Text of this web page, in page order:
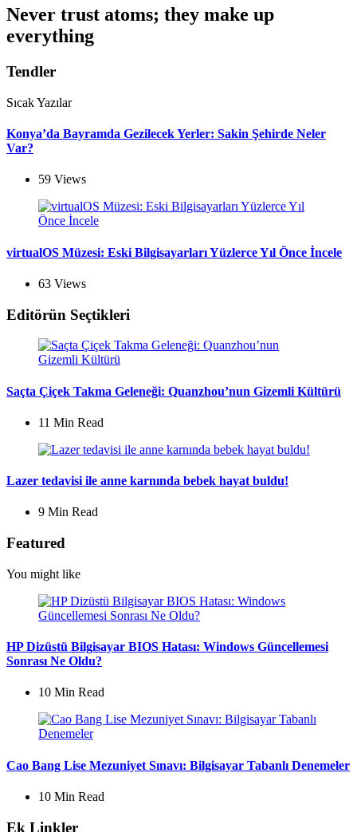
Never trust atoms; they make up
everything
Tendler
Sıcak Yazılar
Konya’da Bayramda Gezilecek Yerler: Sakin Şehirde Neler
Var?
59 Views
virtualOS Müzesi: Eski Bilgisayarları Yüzlerce Yıl Önce İncele
63 Views
Editörün Seçtikleri
Saçta Çiçek Takma Geleneği: Quanzhou’nun Gizemli Kültürü
11 Min Read
Lazer tedavisi ile anne karnında bebek hayat buldu!
9 Min Read
Featured
You might like
HP Dizüstü Bilgisayar BIOS Hatası: Windows Güncellemesi
Sonrası Ne Oldu?
10 Min Read
Cao Bang Lise Mezuniyet Sınavı: Bilgisayar Tabanlı Denemeler
10 Min Read
Ek Linkler